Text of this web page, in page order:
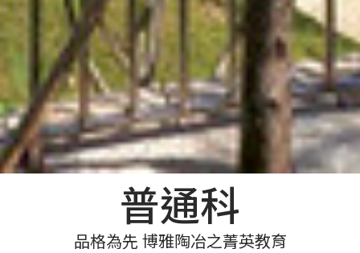
普通科
品格為先 博雅陶冶之菁英教育